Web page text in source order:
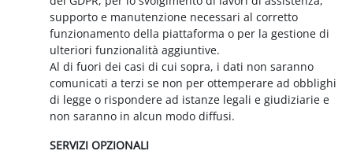
supporto e manutenzione necessari al corretto
funzionamento della piattaforma o per la gestione di
ulteriori funzionalità aggiuntive.
Al di fuori dei casi di cui sopra, i dati non saranno
comunicati a terzi se non per ottemperare ad obblighi
di legge o rispondere ad istanze legali e giudiziarie e
non saranno in alcun modo diffusi.
SERVIZI OPZIONALI